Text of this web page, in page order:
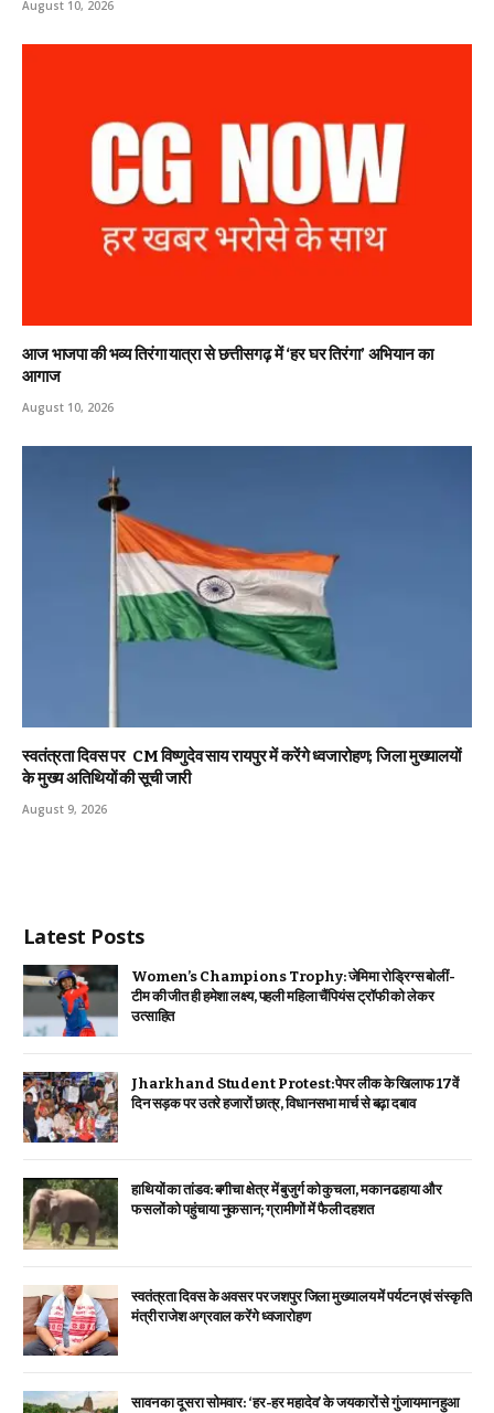
August 10, 2026
आज भाजपा की भव्य तिरंगा यात्रा से छत्तीसगढ़ में ‘हर घर तिरंगा’ अभियान का
आगाज
August 10, 2026
स्वतंत्रता दिवस पर CM विष्णुदेव साय रायपुर में करेंगे ध्वजारोहण; जिला मुख्यालयों
के मुख्य अतिथियों की सूची जारी
August 9, 2026
Latest Posts
Women’s Champions Trophy: जेमिमा रोड्रिग्स बोलीं-
टीम की जीत ही हमेशा लक्ष्य, पहली महिला चैंपियंस ट्रॉफी को लेकर
उत्साहित
Jharkhand Student Protest: पेपर लीक के खिलाफ 17वें
दिन सड़क पर उतरे हजारों छात्र, विधानसभा मार्च से बढ़ा दबाव
हाथियों का तांडव: बगीचा क्षेत्र में बुजुर्ग को कुचला, मकान ढहाया और
फसलों को पहुंचाया नुकसान; ग्रामीणों में फैली दहशत
स्वतंत्रता दिवस के अवसर पर जशपुर जिला मुख्यालय में पर्यटन एवं संस्कृति
मंत्री राजेश अग्रवाल करेंगे ध्वजारोहण
सावन का दूसरा सोमवार: ‘हर-हर महादेव’ के जयकारों से गुंजायमान हुआ